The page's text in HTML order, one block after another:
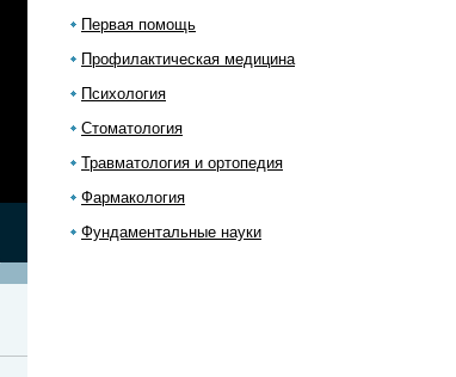
Первая помощь
Профилактическая медицина
Психология
Стоматология
Травматология и ортопедия
Фармакология
Фундаментальные науки